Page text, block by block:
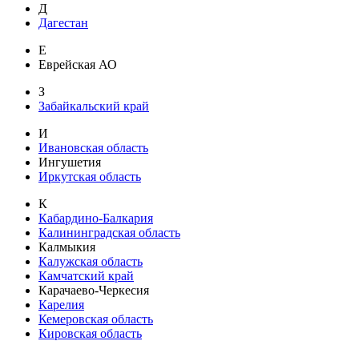
Д
Дагестан
Е
Еврейская АО
З
Забайкальский край
И
Ивановская область
Ингушетия
Иркутская область
К
Кабардино-Балкария
Калининградская область
Калмыкия
Калужская область
Камчатский край
Карачаево-Черкесия
Карелия
Кемеровская область
Кировская область